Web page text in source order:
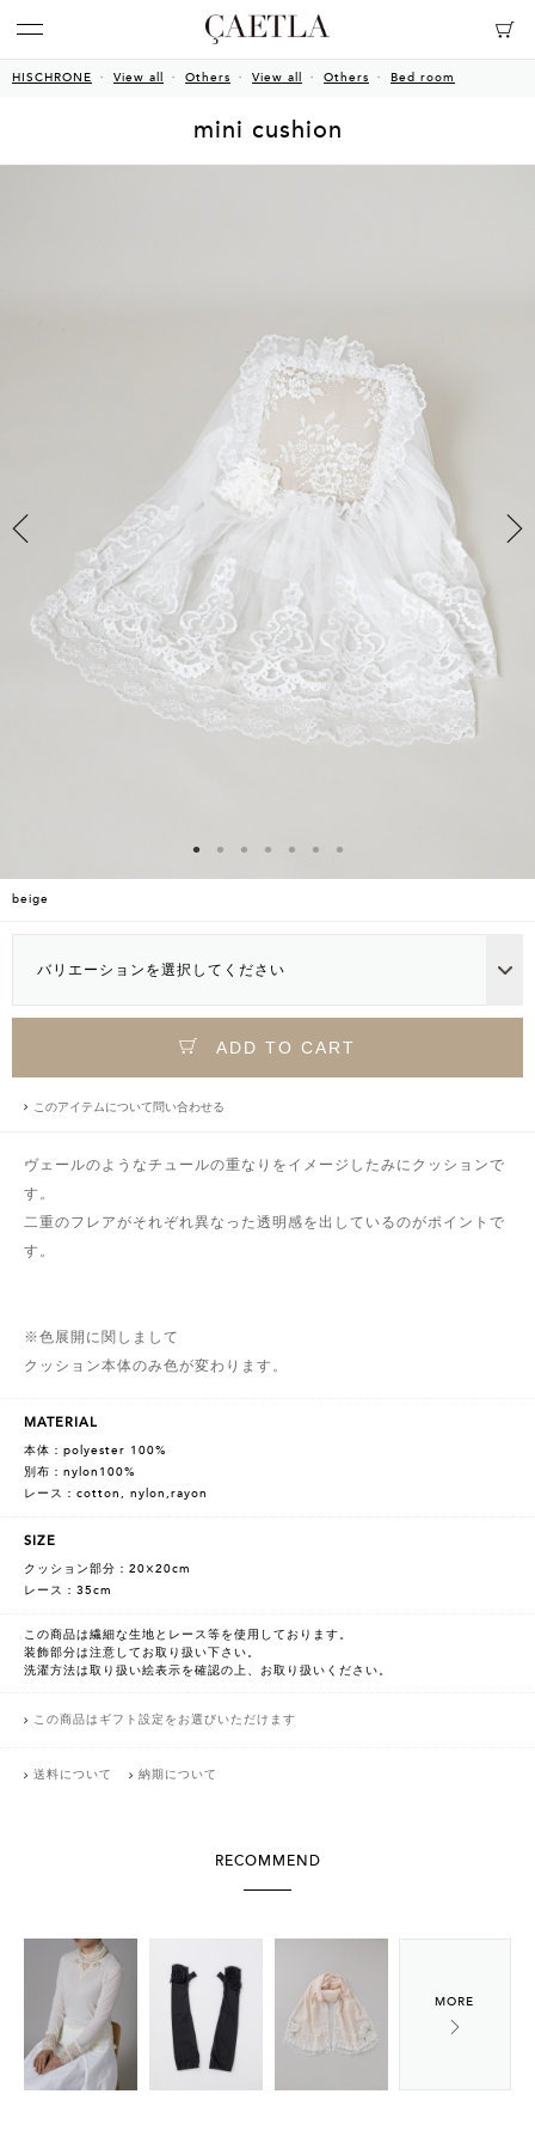
HISCHRONE View all Others View all Others Bed room
mini cushion
beige
バリエーションを選択してください
ADD TO CART
このアイテムについて問い合わせる
ヴェールのようなチュールの重なりをイメージしたみにクッションで
す。
二重のフレアがそれぞれ異なった透明感を出しているのがポイントで
す。
※色展開に関しまして
クッション本体のみ色が変わります。
MATERIAL
本体：polyester 100%
別布：nylon100%
レース：cotton, nylon,rayon
SIZE
クッション部分：20×20cm
レース：35cm
この商品は繊細な生地とレース等を使用しております。
装飾部分は注意してお取り扱い下さい。
洗濯方法は取り扱い絵表示を確認の上、お取り扱いください。
この商品はギフト設定をお選びいただけます
送料について 納期について
RECOMMEND